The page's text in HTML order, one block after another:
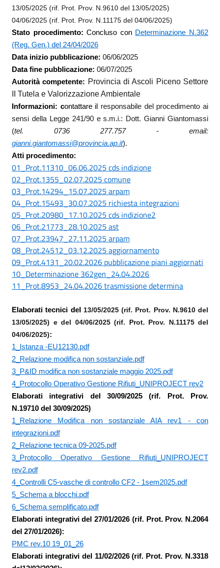
13/05/2025 (rif. Prot. Prov. N.9610 del 13/05/2025)
04/06/2025 (rif. Prot. Prov. N.11175 del 04/06/2025)
Stato procedimento:Concluso con Determinazione N.362
(Reg. Gen.) del 24/04/2026
Data inizio pubblicazione: 06/06/2025
Data fine pubblicazione: 06/07/2025
Autorità competente: Provincia di Ascoli Piceno Settore
II Tutela e Valorizzazione Ambientale
Informazioni: contattare il responsabile del procedimento ai
sensi della Legge 241/90 e s.m.i.: Dott. Gianni Giantomassi
(tel. 0736 277.757 - email:
gianni.giantomassi@provincia.ap.it).
Atti procedimento:
01_Prot.11310_06.06.2025 cds indizione
02_Prot.1355_02.07.2025 comune
03_Prot.14294_15.07.2025 arpam
04_Prot.15493_30.07.2025 richiesta integrazioni
05_Prot.20980_17.10.2025 cds indizione2
06_Prot.21773_28.10.2025 ast
07_Prot.23947_27.11.2025 arpam
08_Prot.24512_03.12.2025 aggiornamento
09_Prot.4131_20.02.2026 pubblicazione piani aggiornati
10_Determinazione 362gen_24.04.2026
11_Prot.8953_24.04.2026 trasmissione determina
Elaborati tecnici del 13/05/2025 (rif. Prot. Prov. N.9610 del
13/05/2025) e del 04/06/2025 (rif. Prot. Prov. N.11175 del
04/06/2025):
1_Istanza -EU12130.pdf
2_Relazione modifica non sostanziale.pdf
3_P&ID modifica non sostanziale maggio 2025.pdf
4_Protocollo Operativo Gestione Rifiuti_UNIPROJECT rev2
Elaborati integrativi del 30/09/2025 (rif. Prot. Prov.
N.19710 del 30/09/2025)
1_Relazione Modifica non sostanziale AIA rev1 - con
integrazioni.pdf
2_Relazione tecnica 09-2025.pdf
3_Protocollo Operativo Gestione Rifiuti_UNIPROJECT
rev2.pdf
4_Controlli C5-vasche di controllo CF2 - 1sem2025.pdf
5_Schema a blocchi.pdf
6_Schema semplificato.pdf
Elaborati integrativi del 27/01/2026 (rif. Prot. Prov. N.2064
del 27/01/2026):
PMC rev.10 19_01_26
Elaborati integrativi del 11/02/2026 (rif. Prot. Prov. N.3318